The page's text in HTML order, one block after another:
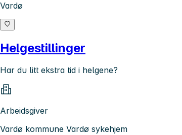
Vardø
Helgestillinger
Har du litt ekstra tid i helgene?
Arbeidsgiver
Vardø kommune Vardø sykehjem